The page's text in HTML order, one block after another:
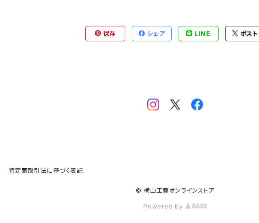
保存 シェア LINE ポスト
特定商取引法に基づく表記
© 横山工藝オンラインストア
Powered by